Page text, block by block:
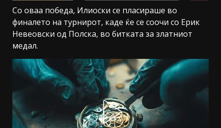
Со оваа победа, Илиоски се пласираше во
финалето на турнирот, каде ќе се соочи со Ерик
Невеовски од Полска, во битката за златниот
медал.